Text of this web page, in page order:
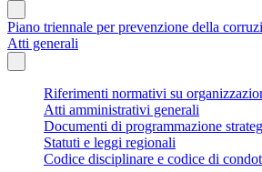
Piano triennale per prevenzione della
Atti generali
Riferimenti normativi su
Atti amministrativi generali
Documenti di programmazione
Statuti e leggi regionali
Codice disciplinare e codice di